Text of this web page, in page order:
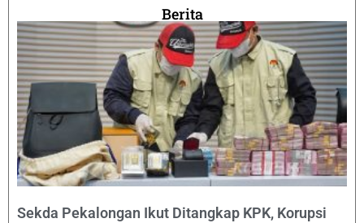
Berita
Sekda Pekalongan Ikut Ditangkap KPK, Korupsi